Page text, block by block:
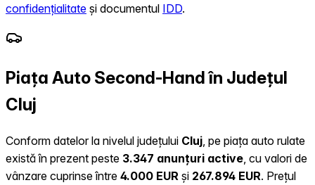
confidențialitate și documentul IDD.
Piața Auto Second-Hand în Județul
Cluj
Conform datelor la nivelul județului Cluj , pe piața auto rulate
există în prezent peste 3.347 anunțuri active , cu valori de
vânzare cuprinse între 4.000 EUR și 267.894 EUR. Prețul